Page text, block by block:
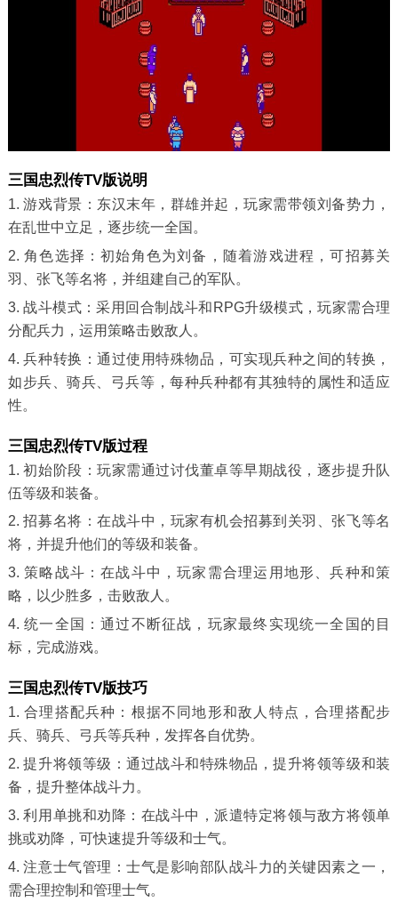
三国忠烈传TV版说明
1. 游戏背景：东汉末年，群雄并起，玩家需带领刘备势力，
在乱世中立足，逐步统一全国。
2. 角色选择：初始角色为刘备，随着游戏进程，可招募关
羽、张飞等名将，并组建自己的军队。
3. 战斗模式：采用回合制战斗和RPG升级模式，玩家需合理
分配兵力，运用策略击败敌人。
4. 兵种转换：通过使用特殊物品，可实现兵种之间的转换，
如步兵、骑兵、弓兵等，每种兵种都有其独特的属性和适应
性。
三国忠烈传TV版过程
1. 初始阶段：玩家需通过讨伐董卓等早期战役，逐步提升队
伍等级和装备。
2. 招募名将：在战斗中，玩家有机会招募到关羽、张飞等名
将，并提升他们的等级和装备。
3. 策略战斗：在战斗中，玩家需合理运用地形、兵种和策
略，以少胜多，击败敌人。
4. 统一全国：通过不断征战，玩家最终实现统一全国的目
标，完成游戏。
三国忠烈传TV版技巧
1. 合理搭配兵种：根据不同地形和敌人特点，合理搭配步
兵、骑兵、弓兵等兵种，发挥各自优势。
2. 提升将领等级：通过战斗和特殊物品，提升将领等级和装
备，提升整体战斗力。
3. 利用单挑和劝降：在战斗中，派遣特定将领与敌方将领单
挑或劝降，可快速提升等级和士气。
4. 注意士气管理：士气是影响部队战斗力的关键因素之一，
需合理控制和管理士气。